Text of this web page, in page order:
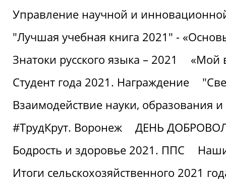
Управление научной и
"Лучшая учебная книга 2021" -
Знатоки русского языка – 2021
«Мой
Студент года 2021. Награждение
Взаимодействие науки, образования и
#ТрудКрут. Воронеж
ДЕНЬ
Бодрость и здоровье 2021. ППС
Итоги сельскохозяйственного 2021